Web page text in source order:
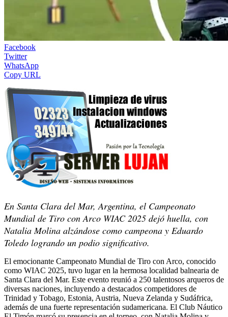
Facebook
Twitter
WhatsApp
Copy URL
En Santa Clara del Mar, Argentina, el Campeonato
Mundial de Tiro con Arco WIAC 2025 dejó huella, con
Natalia Molina alzándose como campeona y Eduardo
Toledo logrando un podio significativo.
El emocionante Campeonato Mundial de Tiro con Arco, conocido
como WIAC 2025, tuvo lugar en la hermosa localidad balnearia de
Santa Clara del Mar. Este evento reunió a 250 talentosos arqueros de
diversas naciones, incluyendo a destacados competidores de
Trinidad y Tobago, Estonia, Austria, Nueva Zelanda y Sudáfrica,
además de una fuerte representación sudamericana. El Club Náutico